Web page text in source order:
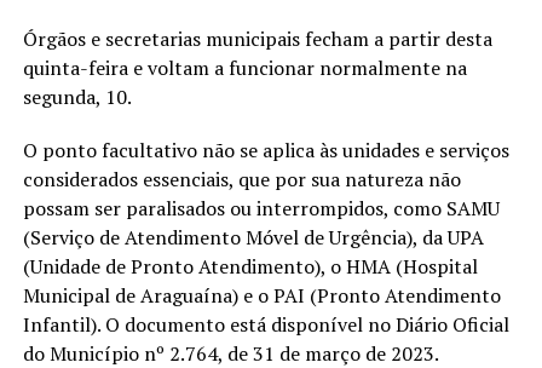
Órgãos e secretarias municipais fecham a partir desta
quinta-feira e voltam a funcionar normalmente na
segunda, 10.
O ponto facultativo não se aplica às unidades e serviços
considerados essenciais, que por sua natureza não
possam ser paralisados ou interrompidos, como SAMU
(Serviço de Atendimento Móvel de Urgência), da UPA
(Unidade de Pronto Atendimento), o HMA (Hospital
Municipal de Araguaína) e o PAI (Pronto Atendimento
Infantil). O documento está disponível no Diário Oficial
do Município nº 2.764, de 31 de março de 2023.